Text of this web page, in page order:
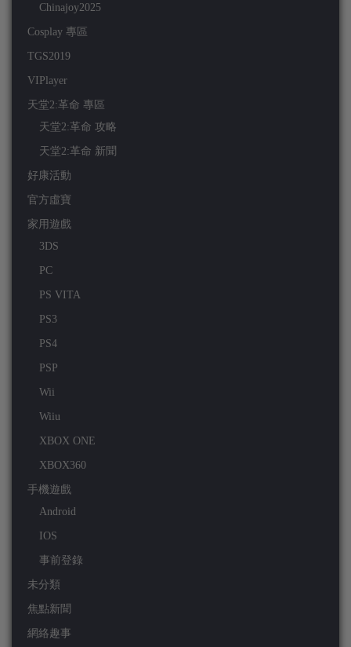
Chinajoy2025
Cosplay 專區
TGS2019
VIPlayer
天堂2:革命 專區
天堂2:革命 攻略
天堂2:革命 新聞
好康活動
官方虛寶
家用遊戲
3DS
PC
PS VITA
PS3
PS4
PSP
Wii
Wiiu
XBOX ONE
XBOX360
手機遊戲
Android
IOS
事前登錄
未分類
焦點新聞
網絡趣事